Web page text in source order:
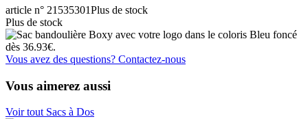
article n° 21535301Plus de stock
Plus de stock
Vous avez des questions? Contactez-nous
Vous aimerez aussi
Voir tout Sacs à Dos